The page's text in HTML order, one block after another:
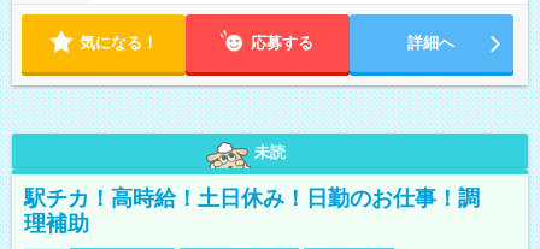
気になる！ 応募する 詳細へ
未読
駅チカ！高時給！土日休み！日勤のお仕事！調
理補助